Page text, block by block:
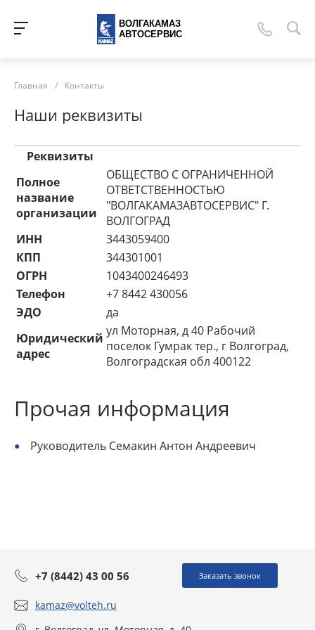
ВОЛГАКАМАЗ
АВТОСЕРВИС
Главная / Контакты
Наши реквизиты
Реквизиты
Полное
название
организации
ОБЩЕСТВО С ОГРАНИЧЕННОЙ
ОТВЕТСТВЕННОСТЬЮ
"ВОЛГАКАМАЗАВТОСЕРВИС" Г.
ВОЛГОГРАД
ИНН
3443059400
КПП
344301001
ОГРН
1043400246493
Телефон
+7 8442 430056
ЭДО
да
Юридический
адрес
ул Моторная, д 40 Рабочий
поселок Гумрак тер., г Волгоград,
Волгоградская обл 400122
Прочая информация
Руководитель Семакин Антон Андреевич
+7 (8442) 43 00 56 Заказать звонок
kamaz@volteh.ru